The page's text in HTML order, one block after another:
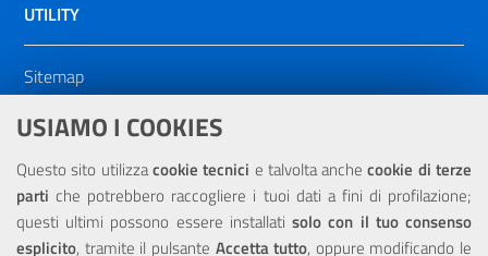
USIAMO I COOKIES
Questo sito utilizzacookie tecnici e talvolta anchecookie di terze
parti che potrebbero raccogliere i tuoi dati a fini di profilazione;
questi ultimi possono essere installatisolo con il tuo consenso
esplicito, tramite il pulsante Accetta tutto, oppure modificando le
UTILITY
Sitemap
Dichiarazione di accessibilità
NOTE LEGALI
Privacy